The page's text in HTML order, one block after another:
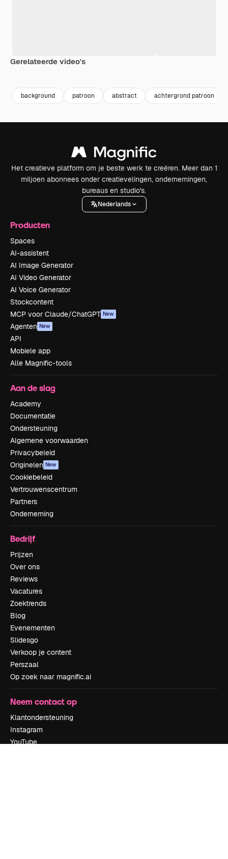
Gerelateerde video's
background patroon abstract achtergrond patroon
Het creatieve platform om je beste werk te creëren. Meer dan 1
miljoen abonnees onder creatievelingen, ondernemingen,
bureaus en studio's.
Nederlands
Producten
Spaces
AI-assistent
AI Image Generator
AI Video Generator
AI Voice Generator
Stockcontent
MCP voor Claude/ChatGPT New
Agenten New
API
Mobiele app
Alle Magnific-tools
Aan de slag
Academy
Documentatie
Ondersteuning
Algemene voorwaarden
Privacybeleid
Originelen New
Cookiebeleid
Vertrouwenscentrum
Partners
Onderneming
Bedrijf
Prijzen
Over ons
Reviews
Vacatures
Zoektrends
Blog
Evenementen
Slidesgo
Verkoop je content
Perszaal
Op zoek naar magnific.ai
Neem contact op
Klantondersteuning
Instagram
YouTube